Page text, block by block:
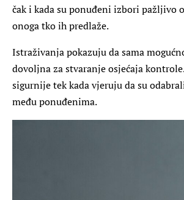
čak i kada su ponuđeni izbori pažljivo
onoga tko ih predlaže.
Istraživanja pokazuju da sama
dovoljna za stvaranje osjećaja
sigurnije tek kada vjeruju da su
među ponuđenima.